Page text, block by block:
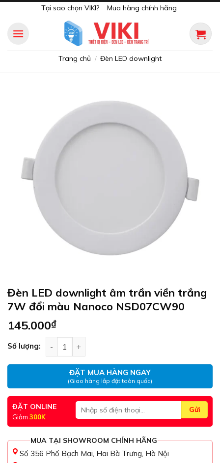
content
Tại sao chọn VIKI? Mua hàng chính hãng
Trang chủ / Đèn LED downlight
Đèn LED downlight âm trần viền trắng
7W đổi màu Nanoco NSD07CW90
145.000₫
Số lượng:
ĐẶT MUA HÀNG NGAY
(Giao hàng lắp đặt toàn quốc)
ĐẶT ONLINE
Giảm 300K
MUA TẠI SHOWROOM CHÍNH HÃNG
Số 356 Phố Bạch Mai, Hai Bà Trưng, Hà Nội